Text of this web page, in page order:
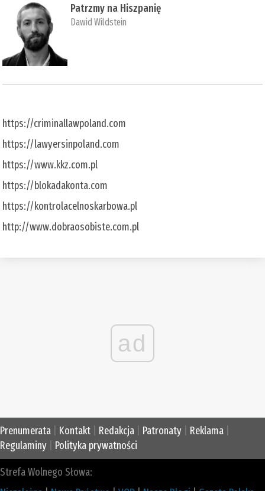
Patrzmy na Hiszpanię
Dawid Wildstein
https://criminallawpoland.com
https://lawyersinpoland.com
https://www.kkz.com.pl
https://blokadakonta.com
https://kontrolacelnoskarbowa.pl
http://www.dobraosobiste.com.pl
ad
Prenumerata Kontakt Redakcja Patronaty Reklama
Regulaminy
Polityka prywatności
Strefa Wolnego Słowa: